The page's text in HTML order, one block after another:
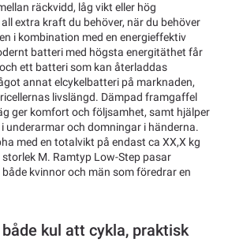
räckvidd, låg vikt eller hög
extra kraft du behöver, när du behöver
i kombination med en energieffektiv
batteri med högsta energitäthet får
ett batteri som kan återladdas
annat elcykelbatteri på marknaden,
livslängd. Dämpad framgaffel
ger komfort och följsamhet, samt hjälper
och domningar i händerna.
med en totalvikt på endast ca XX,X kg
M. Ramtyp Low-Step pasar
kvinnor och män som föredrar en
kul att cykla, praktisk